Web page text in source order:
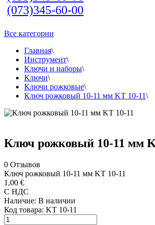
(073)345-60-00
Все категории
Главная\
Инструмент\
Ключи и наборы\
Ключи\
Ключи рожковые\
Ключ рожковый 10-11 мм KT 10-11\
Ключ рожковый 10-11 мм
0 Отзывов
Ключ рожковый 10-11 мм KT 10-11
1,00 €
С НДС
Наличие: В наличии
Код товара: KT 10-11